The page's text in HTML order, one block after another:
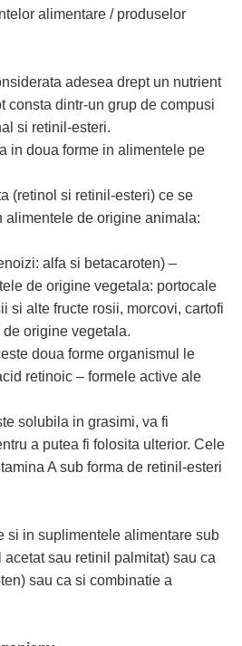
(13
(9
alimentare / produselor
adesea drept un nutrient
consta dintr-un grup de compusi
si retinil-esteri.
in doua forme in alimentele pe
(retinol si retinil-esteri) ce se
alimentele de origine animala:
alfa si betacaroten) –
de origine vegetala: portocale
si alte fructe rosii, morcovi, cartofi
origine vegetala.
doua forme organismul le
retinoic – formele active ale
solubila in grasimi, va fi
a putea fi folosita ulterior. Cele
A sub forma de retinil-esteri
si in suplimentele alimentare sub
sau retinil palmitat) sau ca
sau ca si combinatie a